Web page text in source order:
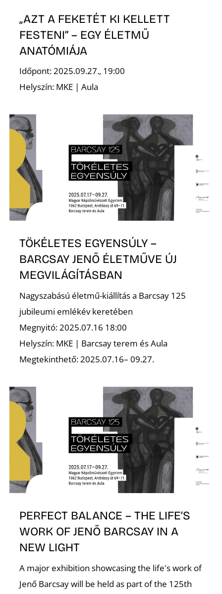
„AZT A FEKETÉT KI KELLETT
FESTENI” – EGY ÉLETMŰ
ANATÓMIÁJA
Időpont: 2025.09.27., 19:00
Helyszín: MKE | Aula
TÖKÉLETES EGYENSÚLY –
BARCSAY JENŐ ÉLETMŰVE ÚJ
MEGVILÁGÍTÁSBAN
Nagyszabású életmű-kiállítás a Barcsay 125
jubileumi emlékév keretében
Megnyitó: 2025.07.16 18:00
Helyszín: MKE | Barcsay terem és Aula
Megtekinthető: 2025.07.16– 09.27.
PERFECT BALANCE – THE LIFE’S
WORK OF JENŐ BARCSAY IN A
NEW LIGHT
A major exhibition showcasing the life's work of
Jenő Barcsay will be held as part of the 125th